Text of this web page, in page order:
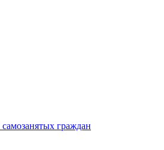
граждан